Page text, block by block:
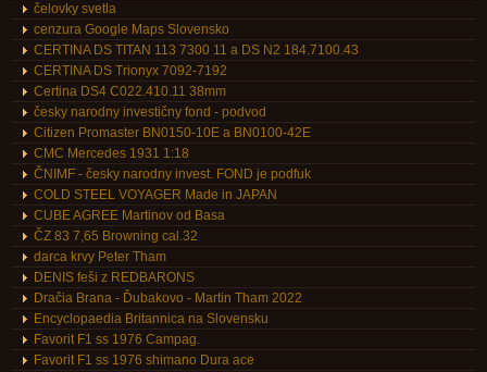
čelovky svetla
cenzura Google Maps Slovensko
CERTINA DS TITAN 113 7300 11 a DS N2 184.7100.43
CERTINA DS Trionyx 7092-7192
Certina DS4 C022.410.11 38mm
česky narodny investičny fond - podvod
Citizen Promaster BN0150-10E a BN0100-42E
CMC Mercedes 1931 1:18
ČNIMF - česky narodny invest. FOND je podfuk
COLD STEEL VOYAGER Made in JAPAN
CUBE AGREE Martinov od Basa
ČZ 83 7,65 Browning cal.32
darca krvy Peter Tham
DENIS feši z REDBARONS
Dračia Brana - Ďubakovo - Martin Tham 2022
Encyclopaedia Britannica na Slovensku
Favorit F1 ss 1976 Campag.
Favorit F1 ss 1976 shimano Dura ace